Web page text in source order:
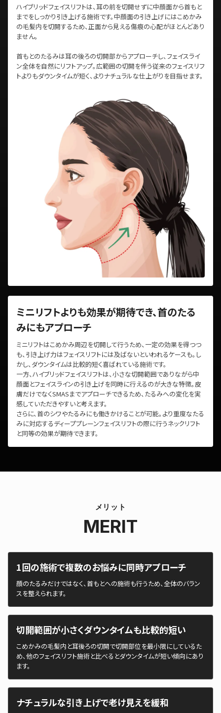
ハイブリッドフェイスリフトは、耳の前を切開せずに中顔面から首もと
までをしっかり引き上げる施術です。中顔面の引き上げにはこめかみ
の毛髪内を切開するため、正面から見える傷痕の心配がほとんどあり
ません。
首もとのたるみは耳の後ろの切開部からアプローチし、フェイスライ
ン全体を自然にリフトアップ。広範囲の切開を伴う従来のフェイスリフ
トよりもダウンタイムが短く、よりナチュラルな仕上がりを目指せます。
ミニリフトよりも効果が期待でき、首のたる
みにもアプローチ
ミニリフトはこめかみ周辺を切開して行うため、一定の効果を得つつ
も、引き上げ力はフェイスリフトには及ばないといわれるケースも。し
かし、ダウンタイムは比較的短く喜ばれている施術です。
一方、ハイブリッドフェイスリフトは、小さな切開範囲でありながら中
顔面とフェイスラインの引き上げを同時に行えるのが大きな特徴。皮
膚だけでなくSMASまでアプローチできるため、たるみへの変化を実
感していただきやすいと考えます。
さらに、首のシワやたるみにも働きかけることが可能。より重度なたる
みに対応するディーププレーンフェイスリフトの際に行うネックリフト
と同等の効果が期待できます。
メリット
MERIT
1回の施術で複数のお悩みに同時アプローチ
顔のたるみだけではなく、首もとへの施術も行うため、全体のバラン
スを整えられます。
切開範囲が小さくダウンタイムも比較的短い
こめかみの毛髪内と耳後ろの切開で切開部位を最小限にしているた
め、他のフェイスリフト施術と比べるとダウンタイムが短い傾向にあり
ます。
ナチュラルな引き上げで老け見えを緩和